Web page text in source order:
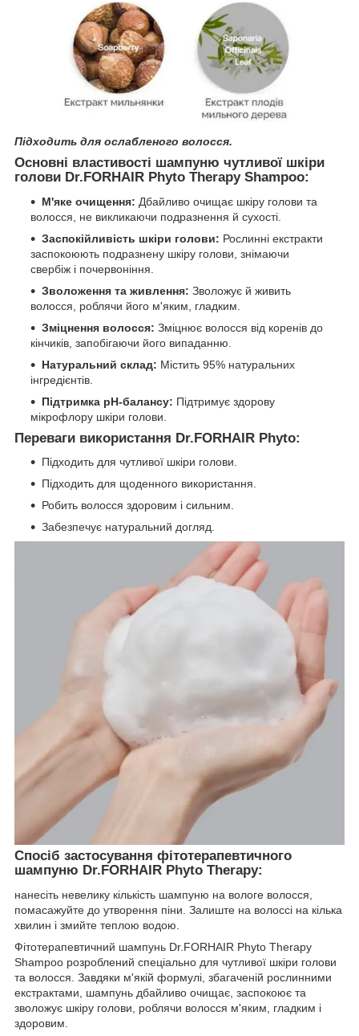
Підходить для ослабленого волосся.
Основні властивості шампуню чутливої шкіри
голови Dr.FORHAIR Phyto Therapy Shampoo:
М'яке очищення: Дбайливо очищає шкіру голови та
волосся, не викликаючи подразнення й сухості.
Заспокійливість шкіри голови: Рослинні екстракти
заспокоюють подразнену шкіру голови, знімаючи
свербіж і почервоніння.
Зволоження та живлення: Зволожує й живить
волосся, роблячи його м'яким, гладким.
Зміцнення волосся: Зміцнює волосся від коренів до
кінчиків, запобігаючи його випаданню.
Натуральний склад: Містить 95% натуральних
інгредієнтів.
Підтримка pH-балансу: Підтримує здорову
мікрофлору шкіри голови.
Переваги використання Dr.FORHAIR Phyto:
Підходить для чутливої шкіри голови.
Підходить для щоденного використання.
Робить волосся здоровим і сильним.
Забезпечує натуральний догляд.
Спосіб застосування фітотерапевтичного
шампуню Dr.FORHAIR Phyto Therapy:
нанесіть невелику кількість шампуню на вологе волосся,
помасажуйте до утворення піни. Залиште на волоссі на кілька
хвилин і змийте теплою водою.
Фітотерапевтичний шампунь Dr.FORHAIR Phyto Therapy
Shampoo розроблений спеціально для чутливої шкіри голови
та волосся. Завдяки м'якій формулі, збагаченій рослинними
екстрактами, шампунь дбайливо очищає, заспокоює та
зволожує шкіру голови, роблячи волосся м'яким, гладким і
здоровим.